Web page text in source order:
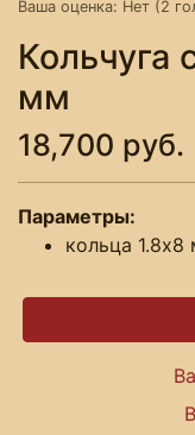
Ваша оценка: Нет (2
Кольчуга
мм
18,700 руб.
Параметры:
кольца 1.8х8